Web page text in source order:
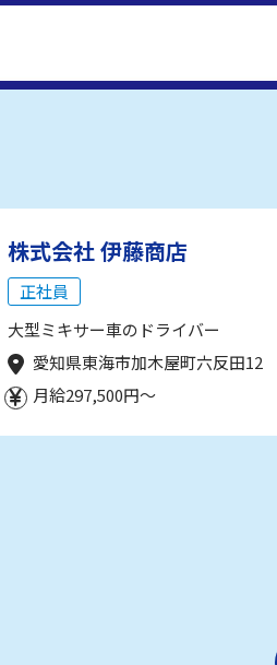
株式会社 伊藤商店
正社員
大型ミキサー車のドライバー
愛知県東海市加木屋町六反田12
月給297,500円～